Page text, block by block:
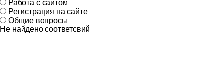
Работа с сайтом
Регистрация на сайте
Общие вопросы
Не найдено соответсвий